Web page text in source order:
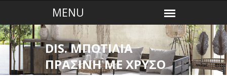
DIS. ΜΠΟΤΙΛΙΑ
ΠΡΑΣΙΝΗ ΜΕ ΧΡΥΣΟ